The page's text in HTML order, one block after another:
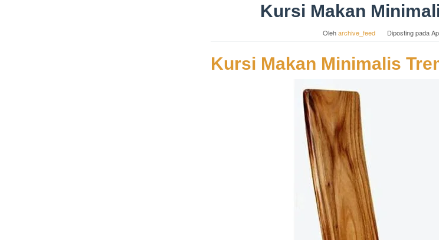
Kursi Makan
Oleharchive_feed Diposting pada
Kursi Makan Minimalis